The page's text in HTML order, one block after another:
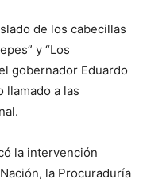
de los cabecillas
y “Los
gobernador Eduardo
llamado a las
la intervención
la Procuraduría